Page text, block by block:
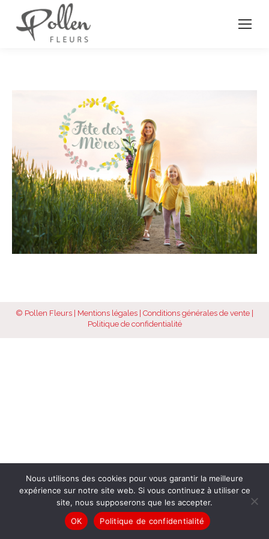
© Pollen Fleurs | Mentions légales Conditions générales de vente
Politique de confidentialité
Nous utilisons des cookies pour vous garantir la meilleure
expérience sur notre site web. Si vous continuez à utiliser ce
site, nous supposerons que les accepter.
OK
Politique de confidentialité